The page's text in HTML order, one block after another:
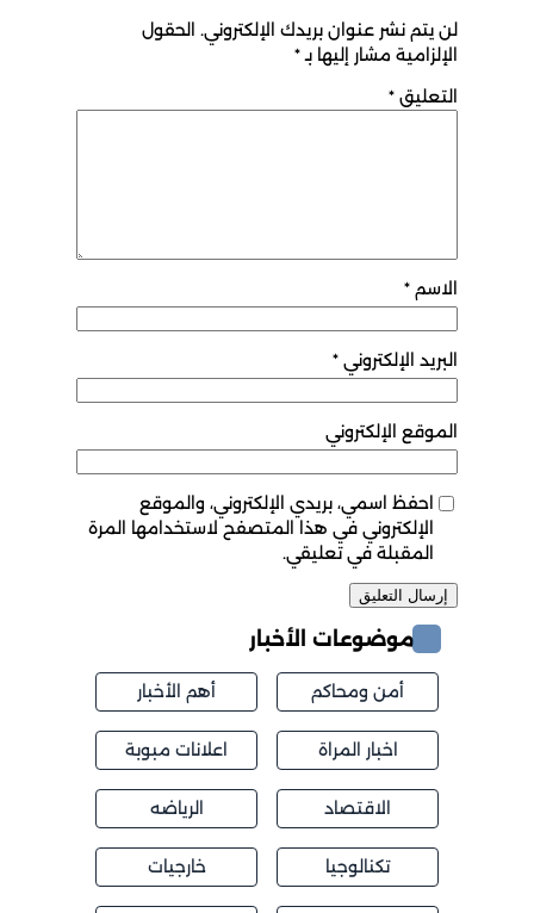
لن يتم نشر عنوان بريدك الإلكتروني. الحقول
الإلزامية مشار إليها بـ*
التعليق *
الاسم *
البريد الإلكتروني *
الموقع الإلكتروني
احفظ اسمي، بريدي الإلكتروني، والموقع
الإلكتروني في هذا المتصفح لاستخدامها المرة
المقبلة في تعليقي.
موضوعات الأخبار
أمن ومحاكم أهم الأخبار
اخبار المراة اعلانات مبوبة
الاقتصاد الرياضه
تكنالوجيا خارجيات